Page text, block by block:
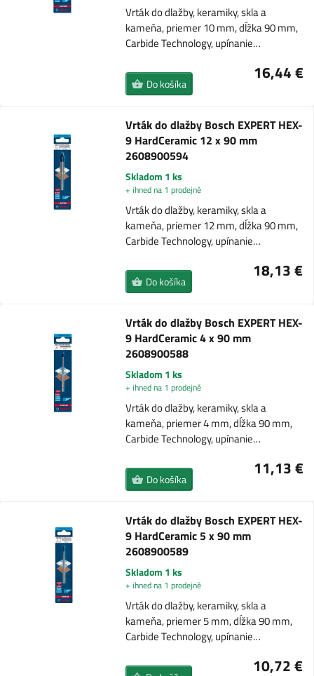
Vrták do dlažby, keramiky, skla a
kameňa, priemer 10 mm, dĺžka 90 mm,
Carbide Technology, upínanie…
16,44 €
Do košíka
Vrták do dlažby Bosch EXPERT HEX-
9 HardCeramic 12 x 90 mm
2608900594
Skladom 1 ks
+ ihned na 1 prodejně
Vrták do dlažby, keramiky, skla a
kameňa, priemer 12 mm, dĺžka 90 mm,
Carbide Technology, upínanie…
18,13 €
Do košíka
Vrták do dlažby Bosch EXPERT HEX-
9 HardCeramic 4 x 90 mm
2608900588
Skladom 1 ks
+ ihned na 1 prodejně
Vrták do dlažby, keramiky, skla a
kameňa, priemer 4 mm, dĺžka 90 mm,
Carbide Technology, upínanie…
11,13 €
Do košíka
Vrták do dlažby Bosch EXPERT HEX-
9 HardCeramic 5 x 90 mm
2608900589
Skladom 1 ks
+ ihned na 1 prodejně
Vrták do dlažby, keramiky, skla a
kameňa, priemer 5 mm, dĺžka 90 mm,
Carbide Technology, upínanie…
10,72 €